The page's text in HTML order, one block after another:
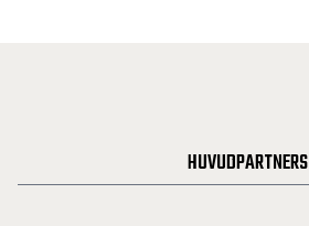
HUVUDPARTNERS